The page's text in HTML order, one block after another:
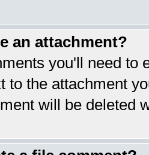
an attachment?
you'll need
to the attachment
will be deleted